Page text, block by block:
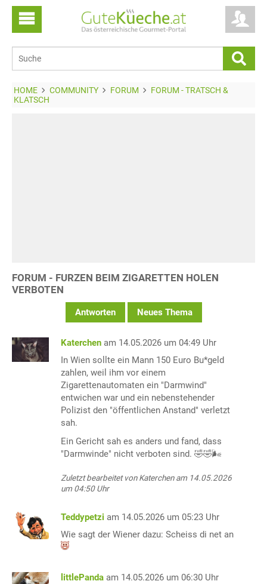
HOME COMMUNITY FORUM
FORUM - TRATSCH &
KLATSCH
FORUM - FURZEN BEIM ZIGARETTEN HOLEN
VERBOTEN
Antworten Neues Thema
Katerchen am 14.05.2026 um 04:49 Uhr
In Wien sollte ein Mann 150 Euro Bu*geld
zahlen, weil ihm vor einem
Zigarettenautomaten ein "Darmwind"
entwichen war und ein nebenstehender
Polizist den "öffentlichen Anstand" verletzt
sah.
Ein Gericht sah es anders und fand, dass
"Darmwinde" nicht verboten sind. 🤣🤣🌬
Zuletzt bearbeitet von Katerchen am 14.05.2026
um 04:50 Uhr
Teddypetzi am 14.05.2026 um 05:23 Uhr
Wie sagt der Wiener dazu: Scheiss di net an
littlePanda am 14.05.2026 um 06:30 Uhr